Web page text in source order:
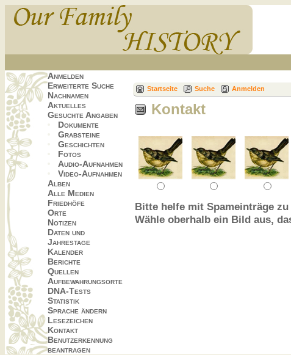
Anmelden
Erweiterte Suche
Nachnamen
Aktuelles
Gesuchte Angaben
Dokumente
Grabsteine
Geschichten
Fotos
Audio-Aufnahmen
Video-Aufnahmen
Alben
Alle Medien
Friedhöfe
Orte
Notizen
Daten und
Jahrestage
Kalender
Berichte
Quellen
Aufbewahrungsorte
DNA-Tests
Statistik
Sprache ändern
Lesezeichen
Kontakt
Benutzerkennung
beantragen
Startseite Suche Anmelden
Kontakt
Bitte helfe mit Spameinträge
Wähle oberhalb ein Bild aus,